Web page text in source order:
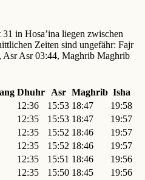
in Hosa’ina liegen zwischen
Zeiten sind ungefähr: Fajr
Asr 03:44, Maghrib Maghrib
Dhuhr Asr Maghrib Isha
12:36 15:53 18:47
19:58
12:35 15:53 18:47
19:57
12:35 15:52 18:46
19:57
12:35 15:52 18:46
19:57
12:35 15:51 18:46
19:56
12:35 15:50 18:45
19:56